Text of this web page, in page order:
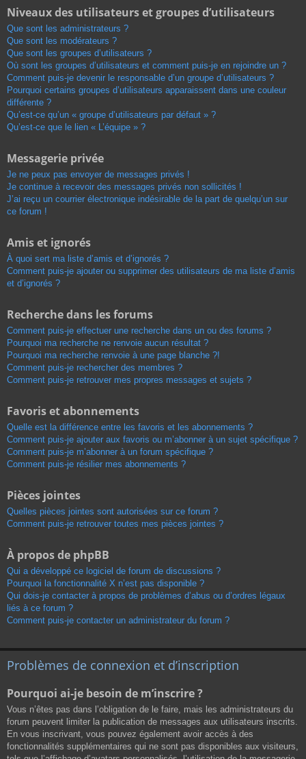
Niveaux des utilisateurs et groupes d’utilisateurs
Que sont les administrateurs ?
Que sont les modérateurs ?
Que sont les groupes d’utilisateurs ?
Où sont les groupes d’utilisateurs et comment puis-je en rejoindre un ?
Comment puis-je devenir le responsable d’un groupe d’utilisateurs ?
Pourquoi certains groupes d’utilisateurs apparaissent dans une couleur
différente ?
Qu’est-ce qu’un « groupe d’utilisateurs par défaut » ?
Qu’est-ce que le lien « L’équipe » ?
Messagerie privée
Je ne peux pas envoyer de messages privés !
Je continue à recevoir des messages privés non sollicités !
J’ai reçu un courrier électronique indésirable de la part de quelqu’un sur
ce forum !
Amis et ignorés
À quoi sert ma liste d’amis et d’ignorés ?
Comment puis-je ajouter ou supprimer des utilisateurs de ma liste d’amis
et d’ignorés ?
Recherche dans les forums
Comment puis-je effectuer une recherche dans un ou des forums ?
Pourquoi ma recherche ne renvoie aucun résultat ?
Pourquoi ma recherche renvoie à une page blanche ?!
Comment puis-je rechercher des membres ?
Comment puis-je retrouver mes propres messages et sujets ?
Favoris et abonnements
Quelle est la différence entre les favoris et les abonnements ?
Comment puis-je ajouter aux favoris ou m’abonner à un sujet spécifique ?
Comment puis-je m’abonner à un forum spécifique ?
Comment puis-je résilier mes abonnements ?
Pièces jointes
Quelles pièces jointes sont autorisées sur ce forum ?
Comment puis-je retrouver toutes mes pièces jointes ?
À propos de phpBB
Qui a développé ce logiciel de forum de discussions ?
Pourquoi la fonctionnalité X n’est pas disponible ?
Qui dois-je contacter à propos de problèmes d’abus ou d’ordres légaux
liés à ce forum ?
Comment puis-je contacter un administrateur du forum ?
Problèmes de connexion et d’inscription
Pourquoi ai-je besoin de m’inscrire ?
Vous n’êtes pas dans l’obligation de le faire, mais les administrateurs du
forum peuvent limiter la publication de messages aux utilisateurs inscrits.
En vous inscrivant, vous pouvez également avoir accès à des
fonctionnalités supplémentaires qui ne sont pas disponibles aux visiteurs,